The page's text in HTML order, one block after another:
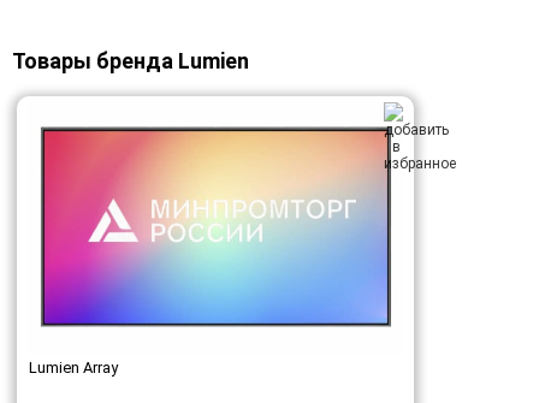
Товары бренда Lumien
Lumien Array